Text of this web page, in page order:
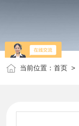
当前位置：首页 >